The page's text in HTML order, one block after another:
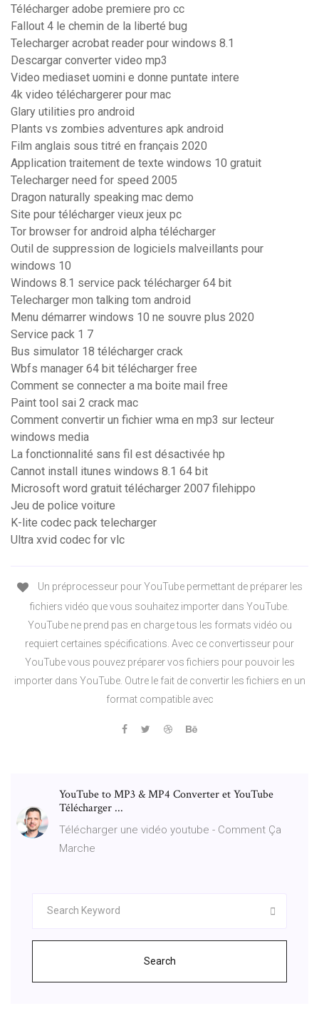
Télécharger adobe premiere pro cc
Fallout 4 le chemin de la liberté bug
Telecharger acrobat reader pour windows 8.1
Descargar converter video mp3
Video mediaset uomini e donne puntate intere
4k video téléchargerer pour mac
Glary utilities pro android
Plants vs zombies adventures apk android
Film anglais sous titré en français 2020
Application traitement de texte windows 10 gratuit
Telecharger need for speed 2005
Dragon naturally speaking mac demo
Site pour télécharger vieux jeux pc
Tor browser for android alpha télécharger
Outil de suppression de logiciels malveillants pour
windows 10
Windows 8.1 service pack télécharger 64 bit
Telecharger mon talking tom android
Menu démarrer windows 10 ne souvre plus 2020
Service pack 1 7
Bus simulator 18 télécharger crack
Wbfs manager 64 bit télécharger free
Comment se connecter a ma boite mail free
Paint tool sai 2 crack mac
Comment convertir un fichier wma en mp3 sur lecteur
windows media
La fonctionnalité sans fil est désactivée hp
Cannot install itunes windows 8.1 64 bit
Microsoft word gratuit télécharger 2007 filehippo
Jeu de police voiture
K-lite codec pack telecharger
Ultra xvid codec for vlc
Un préprocesseur pour YouTube permettant de préparer les
fichiers vidéo que vous souhaitez importer dans YouTube.
YouTube ne prend pas en charge tous les formats vidéo ou
requiert certaines spécifications. Avec ce convertisseur pour
YouTube vous pouvez préparer vos fichiers pour pouvoir les
importer dans YouTube. Outre le fait de convertir les fichiers en un
format compatible avec
YouTube to MP3 & MP4 Converter et YouTube
Télécharger ...
Télécharger une vidéo youtube - Comment Ça
Marche
Search